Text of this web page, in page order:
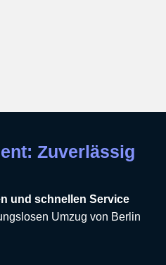
Zuverlässig
und schnellen Service
Umzug von Berlin